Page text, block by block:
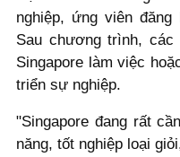
nghiệp, ứng viên
Sau chương trình,
Singapore làm việc
triển sự nghiệp.
"Singapore đang rất
năng, tốt nghiệp loại